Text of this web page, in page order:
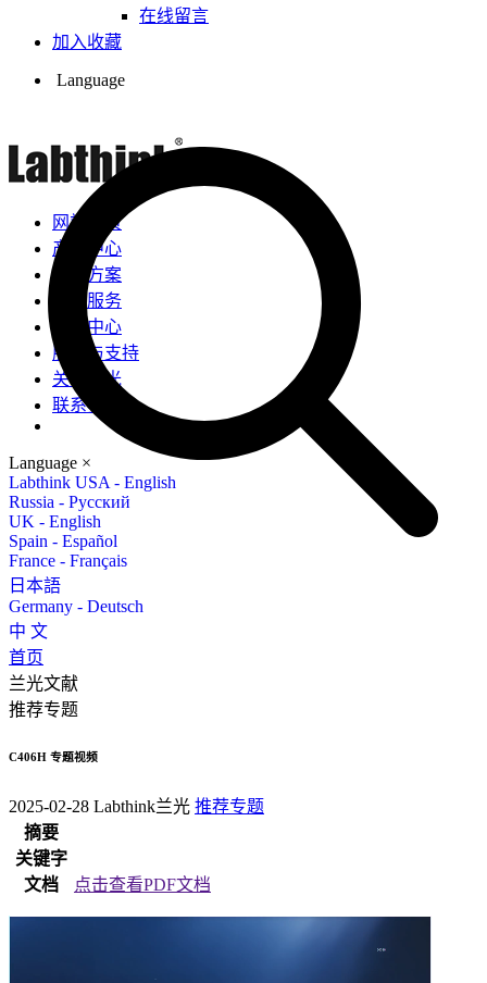
在线留言
加入收藏
Language
网站首页
产品中心
解决方案
检测服务
新闻中心
服务与支持
关于兰光
联系我们
Language ×
Labthink USA - English
Russia - Русский
UK - English
Spain - Español
France - Français
日本語
Germany - Deutsch
中 文
首页
兰光文献
推荐专题
C406H 专题视频
2025-02-28 Labthink兰光 推荐专题
摘要
关键字
文档
点击查看PDF文档